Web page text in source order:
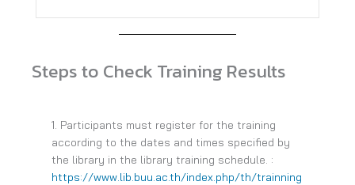
Steps to Check Training Results
1. Participants must register for the training
according to the dates and times specified by
the library in the library training schedule. :
https://www.lib.buu.ac.th/index.php/th/trainning